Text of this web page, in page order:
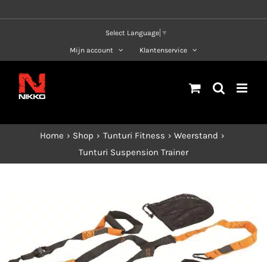
Select Language ▼
Mijn account Klantenservice
Home Shop Tunturi Fitness
Weerstand
Tunturi Suspension Trainer